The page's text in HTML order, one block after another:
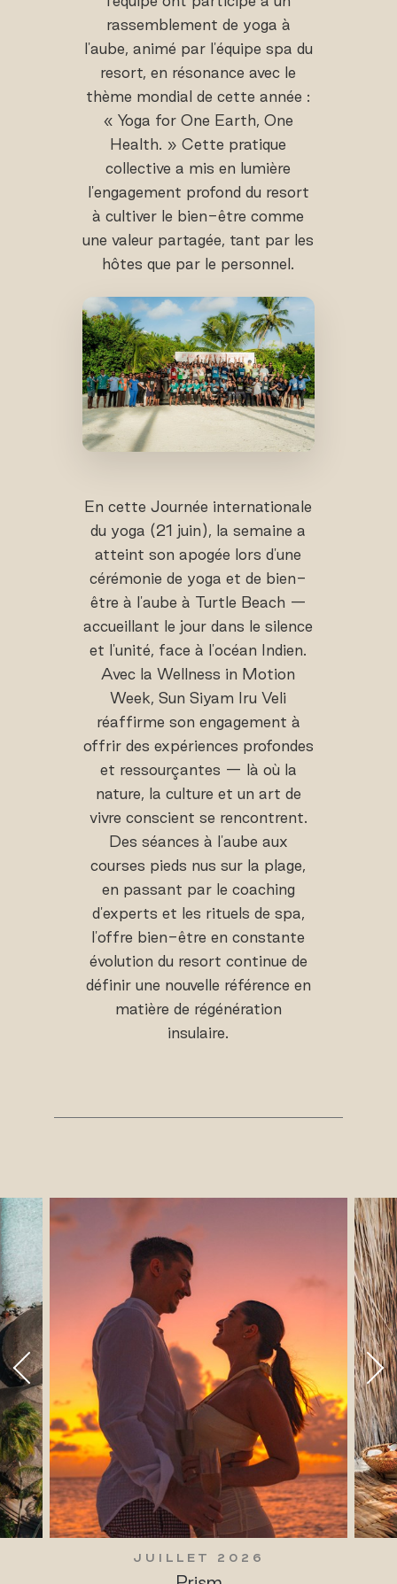
rassemblement de yoga à
l'aube, animé par l'équipe spa du
resort, en résonance avec le
thème mondial de cette année :
« Yoga for One Earth, One
Health. » Cette pratique
collective a mis en lumière
l'engagement profond du resort
à cultiver le bien-être comme
une valeur partagée, tant par les
hôtes que par le personnel.
En cette Journée internationale
du yoga (21 juin), la semaine a
atteint son apogée lors d'une
cérémonie de yoga et de bien-
être à l'aube à Turtle Beach —
accueillant le jour dans le silence
et l'unité, face à l'océan Indien.
Avec la Wellness in Motion
Week, Sun Siyam Iru Veli
réaffirme son engagement à
offrir des expériences profondes
et ressourçantes — là où la
nature, la culture et un art de
vivre conscient se rencontrent.
Des séances à l'aube aux
courses pieds nus sur la plage,
en passant par le coaching
d'experts et les rituels de spa,
l'offre bien-être en constante
évolution du resort continue de
définir une nouvelle référence en
matière de régénération
insulaire.
JUILLET 2026